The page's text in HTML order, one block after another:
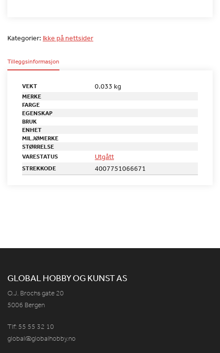
Kategorier: Ikke på nettsider
Tilleggsinformasjon
VEKT 0.033 kg
MERKE
FARGE
EGENSKAP
BRUK
ENHET
MILJØMERKE
STØRRELSE
VARESTATUS
Utgått
STREKKODE 4007751066671
GLOBAL HOBBY OG KUNST AS
O.J. Brochs gate 20
5006 Bergen
Tlf: 55 55 32 10
global@globalhobby.no